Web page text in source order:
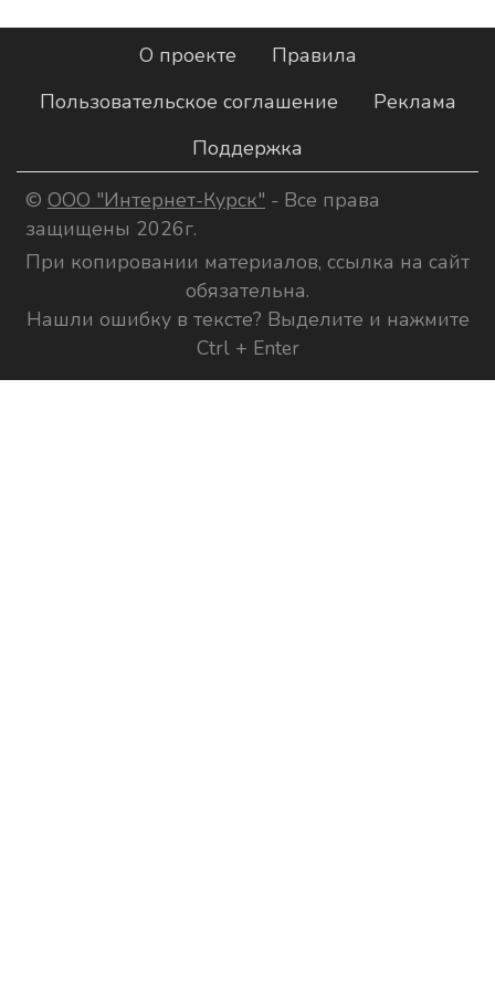
О проекте
Правила
Пользовательское соглашение
Реклама
Поддержка
© ООО "Интернет-Курск" - Все права
защищены 2026г.
При копировании материалов, ссылка на сайт
обязательна.
Нашли ошибку в тексте? Выделите и нажмите
Ctrl + Enter